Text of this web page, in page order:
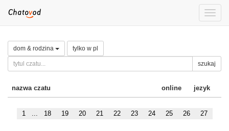
Toggle
dom & rodzina tylko w pl
szukaj
nazwa czatu online jezyk
1 ... 18 19 20 21 22 23 24 25 26 27